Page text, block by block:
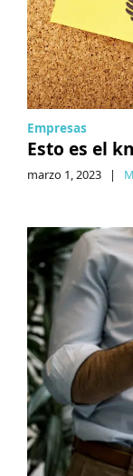
Empresas
Esto es el
marzo 1, 2023 |